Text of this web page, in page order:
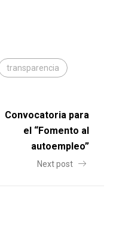
transparencia
Convocatoria para
el “Fomento al
autoempleo”
Next post